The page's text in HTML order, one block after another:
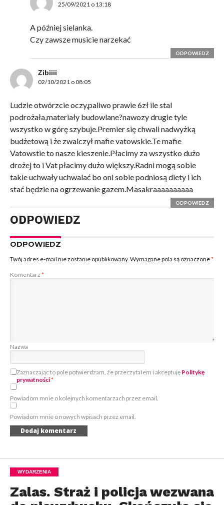
25/09/2021 o 13:18
A później sielanka.
Czy zawsze musicie narzekać
ODPOWIEDZ
Zibiiii
02/10/2021 o 08:05
Ludzie otwórzcie oczy,paliwo prawie 6zł ile stal
podrożała,materiały budowlane?nawozy drugie tyle
wszystko w górę szybuje.Premier się chwali nadwyżką
budżetową i że zwalczył mafie vatowskie.Te mafie
Vatowstie to nasze kieszenie.Płacimy za wszystko dużo
drożej to i Vat płacimy dużo większy.Radni mogą sobie
takie uchwały uchwalać bo oni sobie podniosą diety i ich
stać będzie na ogrzewanie gazem.Masakraaaaaaaaaa
ODPOWIEDZ
ODPOWIEDZ
ODPOWIEDZ
Twój adres e-mail nie zostanie opublikowany. Wymagane pola są oznaczone*
Komentarz *
Nazwa
Zaznaczając to pole potwierdzam, że przeczytałem i akceptuję Politykę
prywatności*
Powiadom mnie o kolejnych komentarzach przez email.
Powiadom mnie o nowych wpisach przez email.
WYDARZENIA
Zalas. Straż i policja wezwana